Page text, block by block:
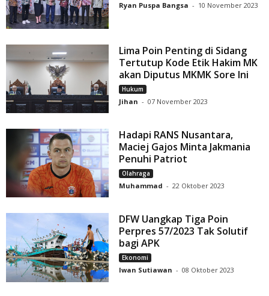
Ryan Puspa Bangsa - 10 November 2023
Lima Poin Penting di Sidang
Tertutup Kode Etik Hakim MK
akan Diputus MKMK Sore Ini
Hukum
Jihan - 07 November 2023
Hadapi RANS Nusantara,
Maciej Gajos Minta Jakmania
Penuhi Patriot
Olahraga
Muhammad - 22 Oktober 2023
DFW Uangkap Tiga Poin
Perpres 57/2023 Tak Solutif
bagi APK
Ekonomi
Iwan Sutiawan - 08 Oktober 2023